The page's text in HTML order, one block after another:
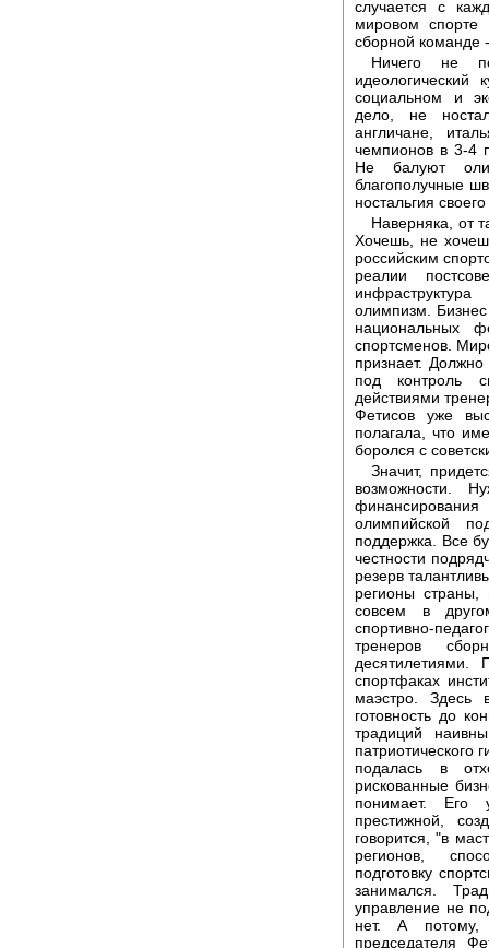
случается с
мировом спорте
сборной команде
Ничего не
идеологический
социальном и
дело, не
англичане,
чемпионов в 3-4
Не балуют
благополучные
ностальгия
Наверняка, от
Хочешь, не
российским
реалии
олимпизм.
национальных
спортсменов.
признает. Должно
под контроль
действиями
Фетисов уже
полагала, что
боролся с
Значит,
возможности.
олимпийской
поддержка. Все
честности
резерв
регионы страны,
совсем в
спортивно-
тренеров
десятилетиями.
спортфаках
маэстро. Здесь
готовность до
традиций
патриотического
подалась в
рискованные
понимает. Его
престижной,
говорится, "в
регионов,
подготовку
занимался.
управление не
нет. А потому,
председателя